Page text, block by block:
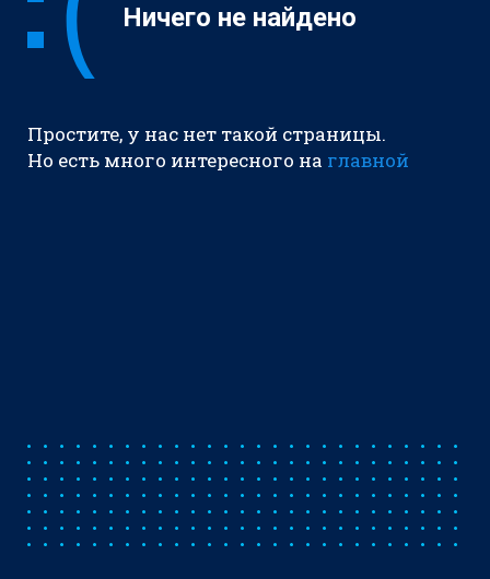
Ничего не найдено
Простите, у нас нет такой страницы.
Но есть много интересного на главной